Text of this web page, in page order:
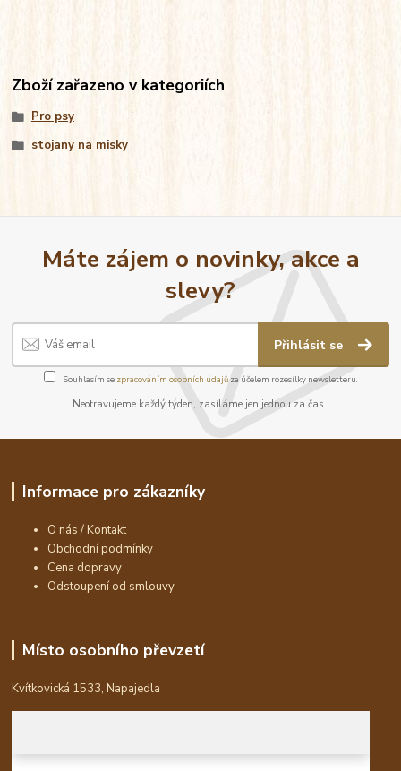
Zboží zařazeno v kategoriích
Pro psy
stojany na misky
Máte zájem o novinky, akce a
slevy?
Přihlásit se
Souhlasím se zpracováním osobních údajůza účelem rozesílky newsletteru.
Neotravujeme každý týden, zasíláme jen jednou za čas.
Informace pro zákazníky
O nás / Kontakt
Obchodní podmínky
Cena dopravy
Odstoupení od smlouvy
Místo osobního převzetí
Kvítkovická 1533, Napajedla